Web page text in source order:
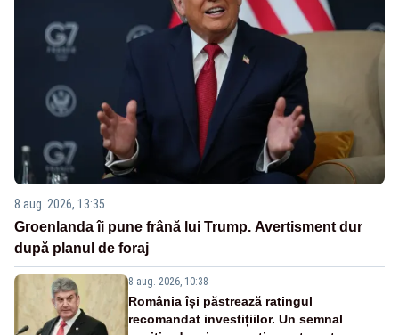
8 aug. 2026, 13:35
Groenlanda îi pune frână lui Trump. Avertisment dur
după planul de foraj
8 aug. 2026, 10:38
România își păstrează ratingul
recomandat investițiilor. Un semnal